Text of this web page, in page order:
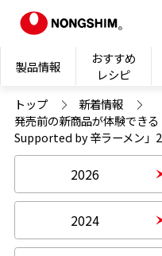
製品情報
おすすめ
レシピ
トップ
新着情報
発売前の新商品が体験でき
Supported by 辛ラーメン」
2026
2024